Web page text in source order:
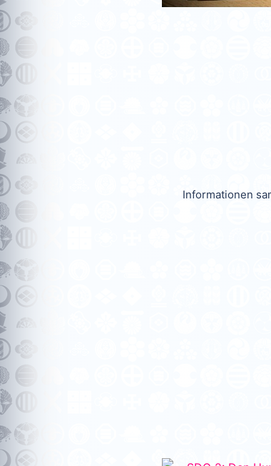
Informationen